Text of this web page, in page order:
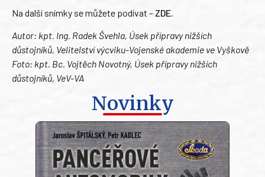
Na další snímky se můžete podívat – ZDE
Autor: kpt. Ing. Radek Švehla, Úsek přípravy nižších
důstojníků, Velitelství výcviku-Vojenské akademie ve Vyškově
Foto: kpt. Bc. Vojtěch Novotný, Úsek přípravy nižších
důstojníků, VeV-VA
Novinky